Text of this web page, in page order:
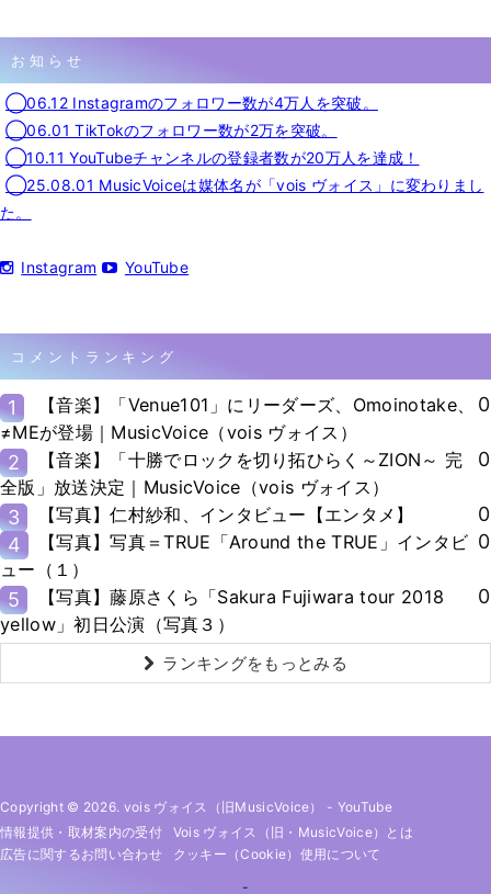
お知らせ
◯06.12 Instagramのフォロワー数が4万人を突破。
◯06.01 TikTokのフォロワー数が2万を突破。
◯10.11 YouTubeチャンネルの登録者数が20万人を達成！
◯25.08.01 MusicVoiceは媒体名が「vois ヴォイス」に変わりまし
た。
Instagram YouTube
コメントランキング
1
【音楽】「Venue101」にリーダーズ、Omoinotake、
≠MEが登場｜MusicVoice（vois ヴォイス）
0
2
【音楽】「十勝でロックを切り拓ひらく～ZION～ 完
全版」放送決定｜MusicVoice（vois ヴォイス）
0
3 【写真】仁村紗和、インタビュー【エンタメ】
0
4
【写真】写真＝TRUE「Around the TRUE」インタビ
ュー（１）
0
5
【写真】藤原さくら「Sakura Fujiwara tour 2018
yellow」初日公演（写真３）
0
ランキングをもっとみる
Copyright © 2026. vois ヴォイス（旧MusicVoice） - YouTube
情報提供・取材案内の受付
Vois ヴォイス（旧・MusicVoice）とは
広告に関するお問い合わせ
クッキー（cookie）使用について
-